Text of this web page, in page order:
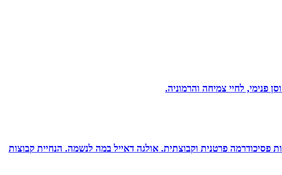
פנימי, לחיי צמיחה והרמוניה.
פסיכודרמה פרטנית וקבוצתית. אולגה דאייל במה לנשמה. ‏הנחיית קבוצות